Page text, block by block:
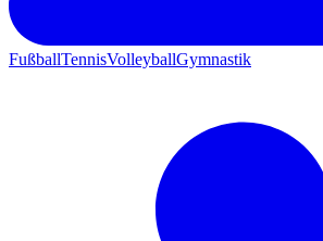
FußballTennisVolleyballGymnastik